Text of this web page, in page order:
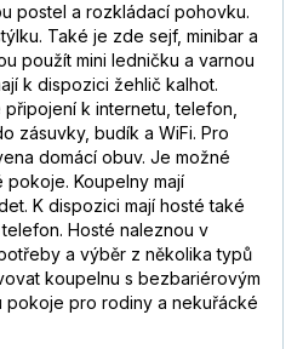
postel a rozkládací pohovku.
Také je zde sejf, minibar a
použít mini ledničku a varnou
k dispozici žehlič kalhot.
k internetu, telefon,
zásuvky, budík a WiFi. Pro
domácí obuv. Je možné
Koupelny mají
K dispozici mají hosté také
Hosté naleznou v
a výběr z několika typů
koupelnu s bezbariérovým
pokoje pro rodiny a nekuřácké